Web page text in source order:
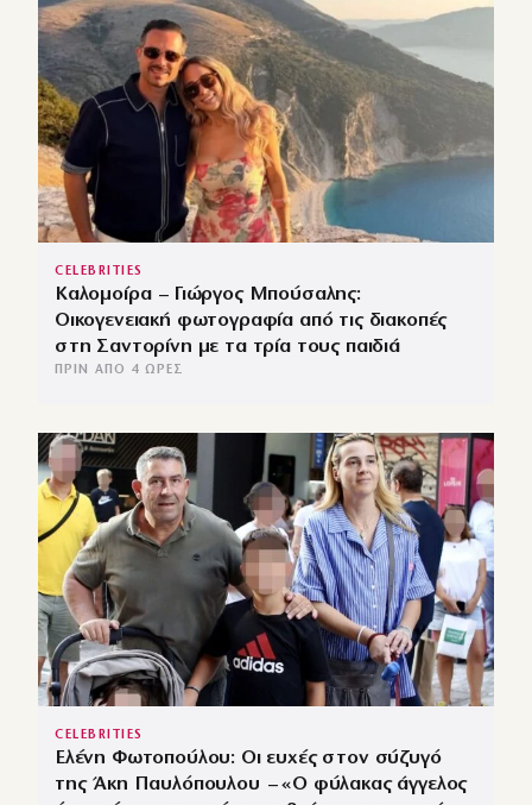
CELEBRITIES
Καλομοίρα – Γιώργος Μπούσαλης:
Οικογενειακή φωτογραφία από τις διακοπές
στη Σαντορίνη με τα τρία τους παιδιά
ΠΡΙΝ ΑΠΌ 4 ΏΡΕΣ
CELEBRITIES
Ελένη Φωτοπούλου: Οι ευχές στον σύζυγό
της Άκη Παυλόπουλου – «Ο φύλακας άγγελος